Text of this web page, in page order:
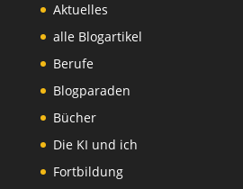
Aktuelles
alle Blogartikel
Berufe
Blogparaden
Bücher
Die KI und ich
Fortbildung